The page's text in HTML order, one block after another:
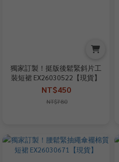
獨家訂製！挺版後鬆緊斜片工
裝短裙 EX26030522【現貨】
NT$450
NT$780